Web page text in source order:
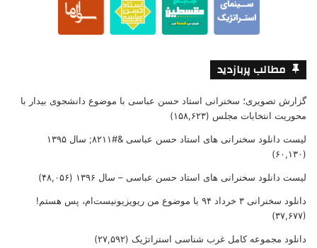
مطالب پربازدید
گزارش تصویری؛ سخنرانی استاد حسن عباسی با موضوع دانشجوی بیدار با
محوریت انتخابات مجلس (۱۵۸,۶۲۳)
لیست دانلود سخنرانی های استاد حسن عباسی &#۸۲۱۱; سال ۱۳۹۵
(۶۰,۱۳۰)
لیست دانلود سخنرانی های استاد حسن عباسی – سال ۱۳۹۶ (۴۸,۰۵۶)
دانلود سخنرانی ۳ خرداد ۹۴ با موضوع من ریویزیونیست‌ام، پس هستم!
(۳۷,۶۷۷)
دانلود مجموعه کامل غرب شناسی استراتژیک (۲۷,۵۹۲)